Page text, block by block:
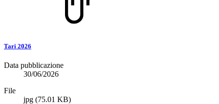
Tari 2026
Data pubblicazione
30/06/2026
File
jpg (75.01 KB)